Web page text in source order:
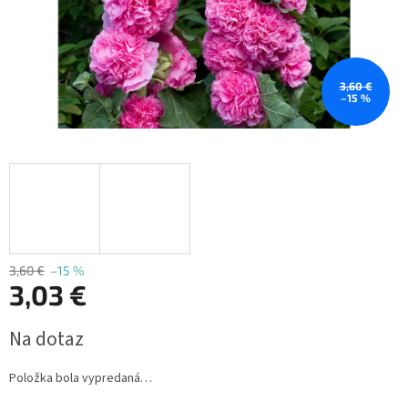
3,60 €
–15 %
3,60 € –15 %
3,03 €
cena:
Na dotaz
Položka bola vypredaná…